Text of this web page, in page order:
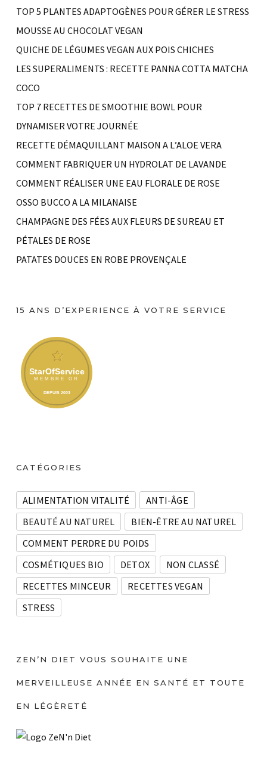
TOP 5 PLANTES ADAPTOGÈNES POUR GÉRER LE STRESS
MOUSSE AU CHOCOLAT VEGAN
QUICHE DE LÉGUMES VEGAN AUX POIS CHICHES
LES SUPERALIMENTS : RECETTE PANNA COTTA MATCHA
COCO
TOP 7 RECETTES DE SMOOTHIE BOWL POUR
DYNAMISER VOTRE JOURNÉE
RECETTE DÉMAQUILLANT MAISON A L’ALOE VERA
COMMENT FABRIQUER UN HYDROLAT DE LAVANDE
COMMENT RÉALISER UNE EAU FLORALE DE ROSE
OSSO BUCCO A LA MILANAISE
CHAMPAGNE DES FÉES AUX FLEURS DE SUREAU ET
PÉTALES DE ROSE
PATATES DOUCES EN ROBE PROVENÇALE
15 ANS D’EXPERIENCE À VOTRE SERVICE
CATÉGORIES
ALIMENTATION VITALITÉ
ANTI-ÂGE
BEAUTÉ AU NATUREL
BIEN-ÊTRE AU NATUREL
COMMENT PERDRE DU POIDS
COSMÉTIQUES BIO
DETOX
NON CLASSÉ
RECETTES MINCEUR
RECETTES VEGAN
STRESS
ZEN’N DIET VOUS SOUHAITE UNE
MERVEILLEUSE ANNÉE EN SANTÉ ET TOUTE
EN LÉGÈRETÉ